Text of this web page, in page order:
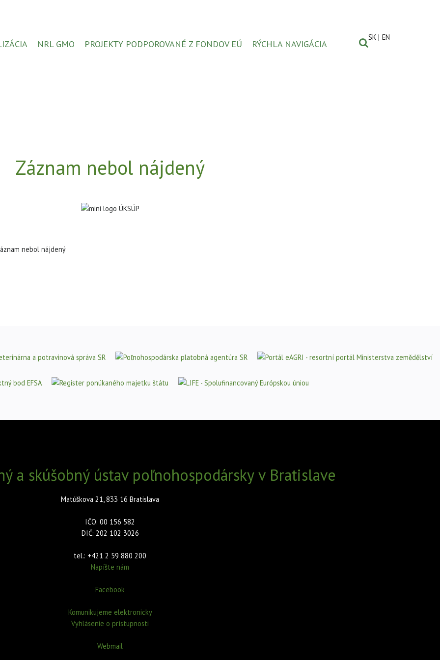
SK EN
NRL GMO PROJEKTY PODPOROVANÉ Z FONDOV EÚ RÝCHLA NAVIGÁCIA
Záznam nebol nájdený
nebol nájdený
a skúšobný ústav poľnohospodársky v Bratislave
Matúškova 21, 833 16 Bratislava
IČO: 00 156 582
DIČ: 202 102 3026
tel.: +421 2 59 880 200
Napíšte nám
Facebook
Komunikujeme elektronicky
Vyhlásenie o prístupnosti
Webmail